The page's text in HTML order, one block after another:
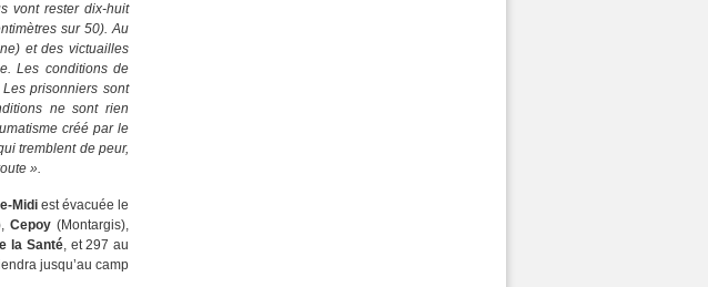
vont rester dix-huit
sur 50). Au
et des victuailles
Les conditions de
prisonniers sont
ne sont rien
créé par le
tremblent de peur,
».
Midi est évacuée le
Cepoy(Montargis),
la Santé, et 297 au
jusqu’au camp